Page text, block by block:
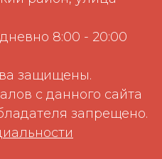
8:00 - 20:00
защищены.
с данного сайта
запрещено.